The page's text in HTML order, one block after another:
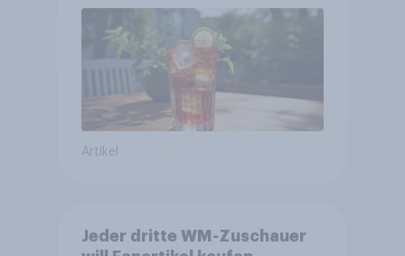
Artikel
Jeder dritte WM-Zuschauer